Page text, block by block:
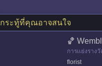
กระทู้ที่คุณอาจสนใจ
🏀
การเเย่งรา
florist